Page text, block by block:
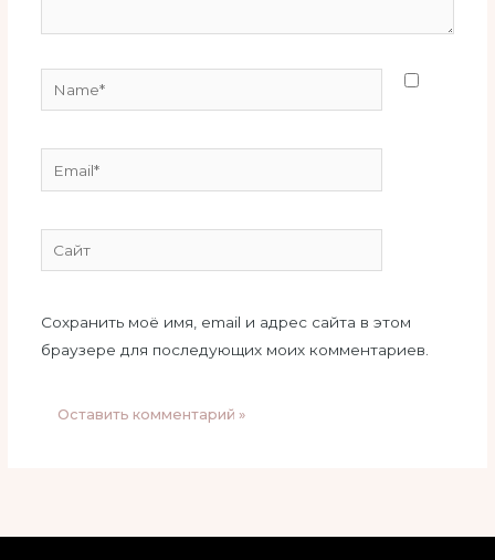
Сайт
Сохранить моё имя, email и адрес сайта в этом
браузере для последующих моих комментариев.